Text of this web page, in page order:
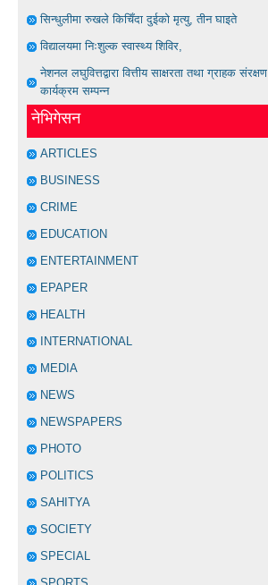
सिन्धुलीमा रुखले किचिँदा दुईको मृत्यु, तीन घाइते
विद्यालयमा निःशुल्क स्वास्थ्य शिविर,
नेशनल लघुवित्तद्वारा वित्तीय साक्षरता तथा ग्राहक संरक्षण
कार्यक्रम सम्पन्न
नेभिगेसन
ARTICLES
BUSINESS
CRIME
EDUCATION
ENTERTAINMENT
EPAPER
HEALTH
INTERNATIONAL
MEDIA
NEWS
NEWSPAPERS
PHOTO
POLITICS
SAHITYA
SOCIETY
SPECIAL